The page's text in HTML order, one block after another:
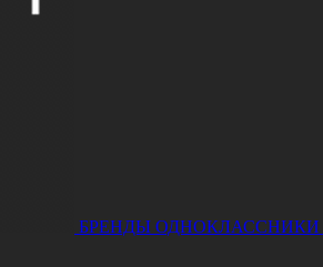
БРЕНДЫ ОДНОКЛАССНИКИ